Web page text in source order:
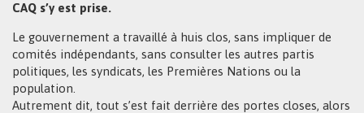
CAQ s’y est prise.
Le gouvernement a travaillé à huis clos, sans impliquer de
comités indépendants, sans consulter les autres partis
politiques, les syndicats, les Premières Nations ou la
population.
Autrement dit, tout s’est fait derrière des portes closes, alors